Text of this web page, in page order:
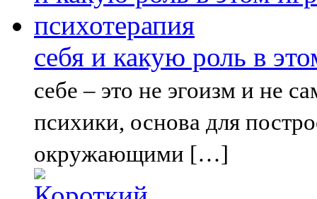
себя и какую роль в
себе – это не эгоизм и не
психики, основа для
окружающими […]